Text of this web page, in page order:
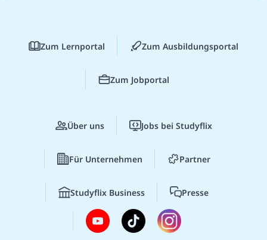
Zum Lernportal Zum Ausbildungsportal
Zum Jobportal
Über uns Jobs bei Studyflix
Für Unternehmen Partner
Studyflix Business Presse